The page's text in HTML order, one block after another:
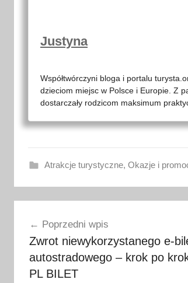
Justyna
Współtwórczyni bloga i portalu
dzieciom miejsc w Polsce i Europie. Z
dostarczały rodzicom maksimum
Atrakcje turystyczne, Okazje i
b
e
r
m
wpisuPoprzedni wpis
Zwrot niewykorzystanego e-
autostradowego – krok po
PL BILET